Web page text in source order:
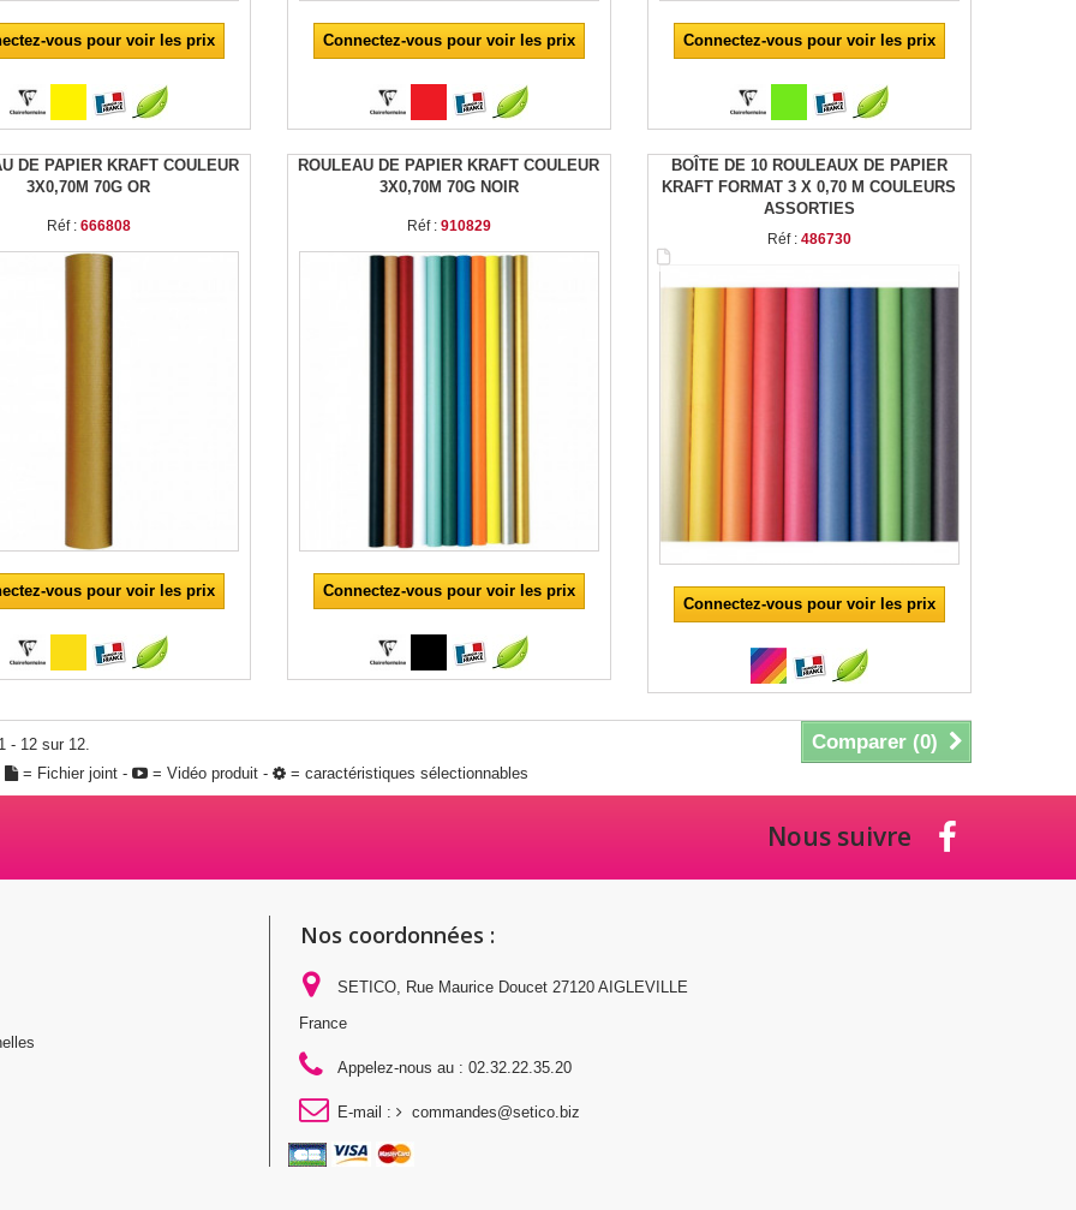
vous pour voir les prix Connectez-vous pour voir les prix Connectez-vous pour voir les prix
DE PAPIER KRAFT COULEUR
3X0,70M 70G OR
Réf : 666808
vous pour voir les prix
ROULEAU DE PAPIER KRAFT COULEUR
3X0,70M 70G NOIR
Réf : 910829
Connectez-vous pour voir les prix
BOÎTE DE 10 ROULEAUX DE PAPIER
KRAFT FORMAT 3 X 0,70 M COULEURS
ASSORTIES
Réf : 486730
Connectez-vous pour voir les prix
Comparer (0)
- 12 sur 12.
= Fichier joint - = Vidéo produit - = caractéristiques sélectionnables
Nous suivre
Nos coordonnées :
SETICO, Rue Maurice Doucet 27120 AIGLEVILLE
France
Appelez-nous au : 02.32.22.35.20
E-mail : commandes@setico.biz